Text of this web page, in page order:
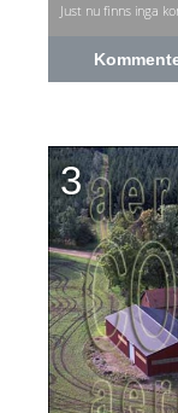
Just nu finns inga
3